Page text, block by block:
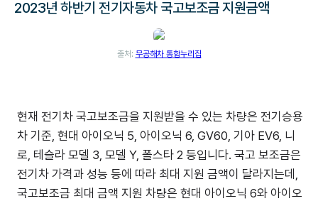
2023년 하반기 전기자동차 국고보조금 지원금액
출처: 무공해차 통합누리집
현재 전기차 국고보조금을 지원받을 수 있는 차량은 전기승용
차 기준, 현대 아이오닉 5, 아이오닉 6, GV60, 기아 EV6, 니
로, 테슬라 모델 3, 모델 Y, 폴스타 2 등입니다. 국고 보조금은
전기차 가격과 성능 등에 따라 최대 지원 금액이 달라지는데,
국고보조금 최대 금액 지원 차량은 현대 아이오닉 6와 아이오